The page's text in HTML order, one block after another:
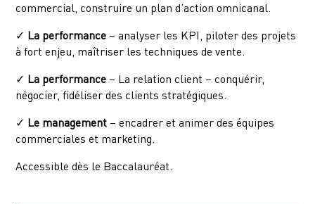
commercial, construire un plan d’action omnicanal.
✓ La performance – analyser les KPI, piloter des projets
à fort enjeu, maîtriser les techniques de vente.
✓ La performance – La relation client – conquérir,
négocier, fidéliser des clients stratégiques.
✓ Le management – encadrer et animer des équipes
commerciales et marketing.
Accessible dès le Baccalauréat.